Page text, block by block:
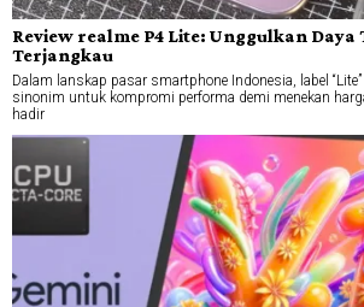
Review realme P4 Lite: Unggulkan Daya
Terjangkau
Dalam lanskap pasar smartphone Indonesia, label
sinonim untuk kompromi performa demi menekan
hadir